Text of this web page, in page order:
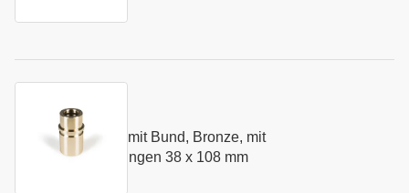
Führungsbuchse mit Bund, Bronze, mit
Festschmierstoffringen 38 x 108 mm
Kurzname:
N281.38
138073